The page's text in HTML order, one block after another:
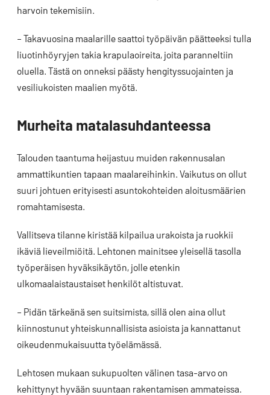
harvoin tekemisiin.
– Takavuosina maalarille saattoi työpäivän päätteeksi tulla
liuotinhöyryjen takia krapulaoireita, joita paranneltiin
oluella. Tästä on onneksi päästy hengityssuojainten ja
vesiliukoisten maalien myötä.
Murheita matalasuhdanteessa
Talouden taantuma heijastuu muiden rakennusalan
ammattikuntien tapaan maalareihinkin. Vaikutus on ollut
suuri johtuen erityisesti asuntokohteiden aloitusmäärien
romahtamisesta.
Vallitseva tilanne kiristää kilpailua urakoista ja ruokkii
ikäviä lieveilmiöitä. Lehtonen mainitsee yleisellä tasolla
työperäisen hyväksikäytön, jolle etenkin
ulkomaalaistaustaiset henkilöt altistuvat.
– Pidän tärkeänä sen suitsimista, sillä olen aina ollut
kiinnostunut yhteiskunnallisista asioista ja kannattanut
oikeudenmukaisuutta työelämässä.
Lehtosen mukaan sukupuolten välinen tasa-arvo on
kehittynyt hyvään suuntaan rakentamisen ammateissa.